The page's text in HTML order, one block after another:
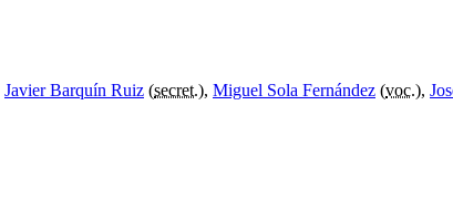
Javier Barquín Ruiz (secret.), Miguel Sola Fernández (voc.),